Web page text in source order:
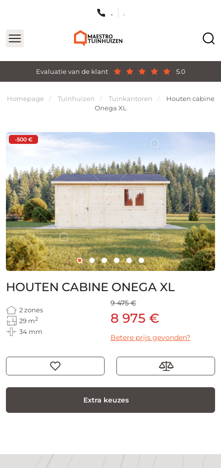
Evaluatie van de klant 5.0
. .
Homepage Tuinhuizen Tuinkantoren
Houten cabine
Onega XL
-500 €
HOUTEN CABINE ONEGA XL
2 zones
29 m2
34 mm
9 475 €
8 975 €
Betere prijs gevonden?
Extra keuzes